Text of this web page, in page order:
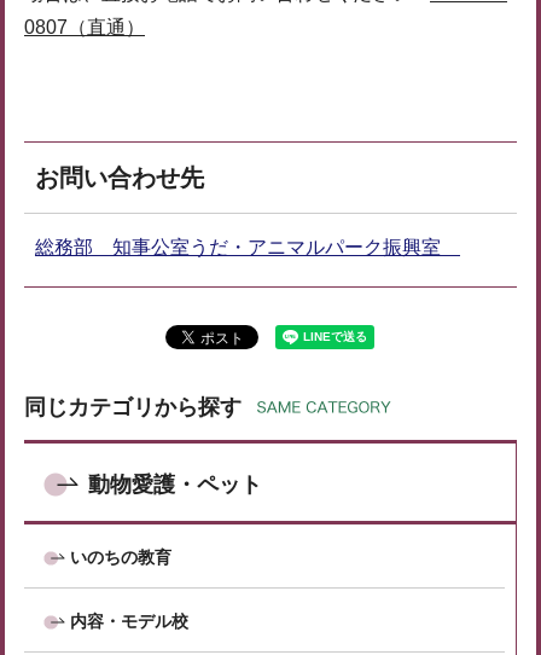
0807（直通）
お問い合わせ先
総務部 知事公室うだ・アニマルパーク振興室
同じカテゴリから探す
動物愛護・ペット
いのちの教育
内容・モデル校